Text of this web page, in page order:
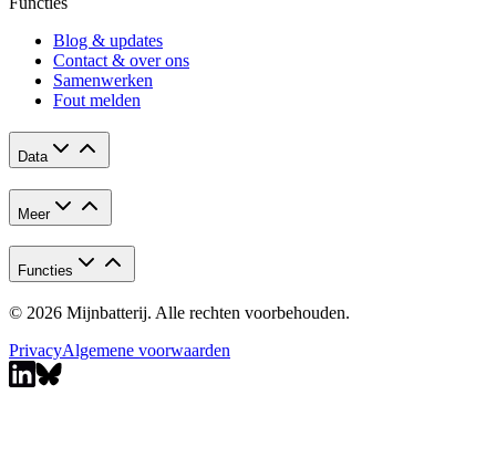
Blog & updates
Contact & over ons
Samenwerken
Fout melden
Data
Meer
Functies
© 2026 Mijnbatterij. Alle rechten voorbehouden.
PrivacyAlgemene voorwaarden